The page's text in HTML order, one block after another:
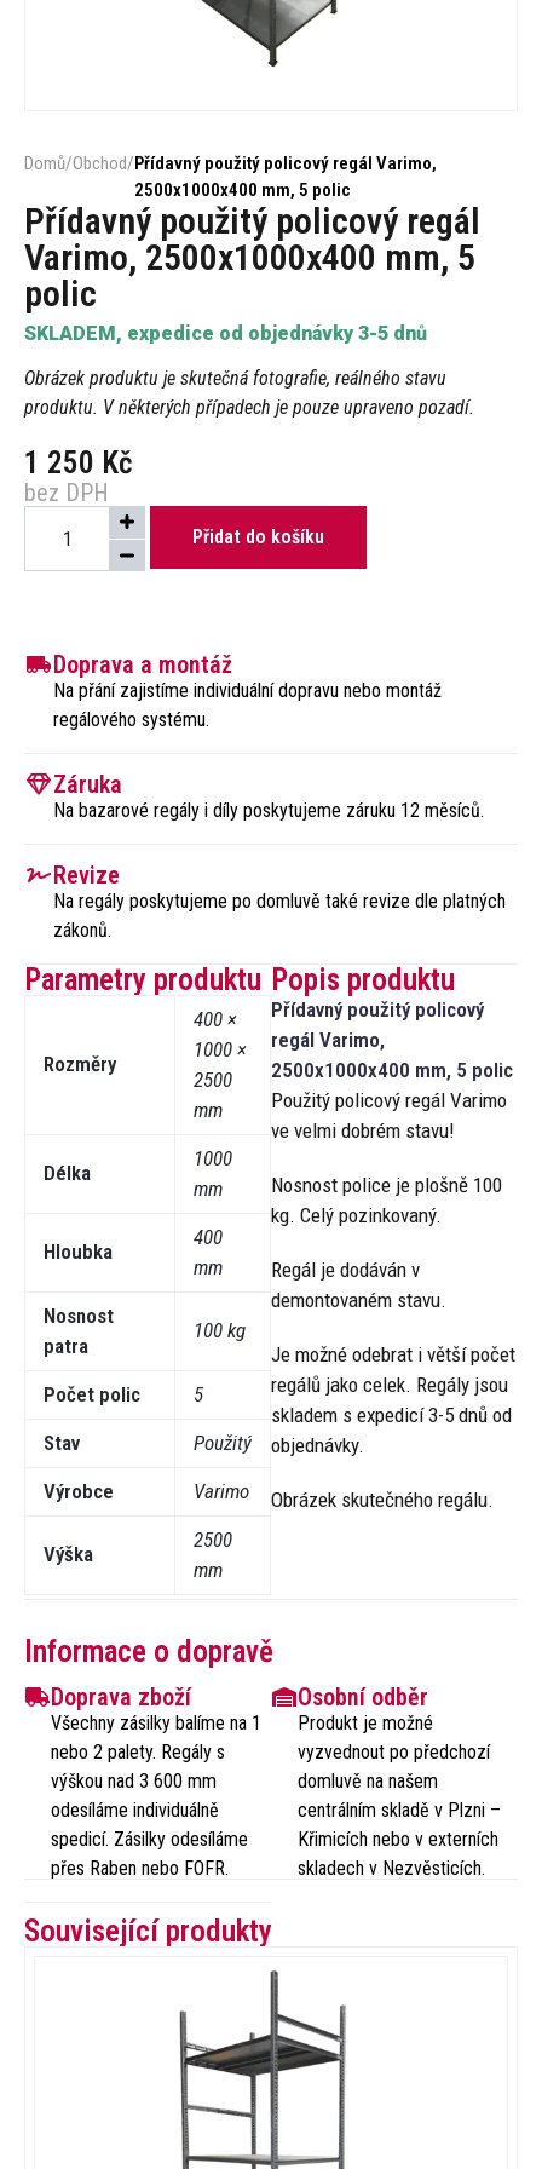
Domů/Obchod/Přídavný použitý policový regál Varimo,
2500x1000x400 mm, 5 polic
Přídavný použitý policový regál
Varimo, 2500x1000x400 mm, 5
polic
SKLADEM, expedice od objednávky 3-5 dnů
Obrázek produktu je skutečná fotografie, reálného stavu
produktu. V některých případech je pouze upraveno pozadí.
1 250 Kč
bez DPH
Přidat do košíku
Doprava a montáž
Na přání zajistíme individuální dopravu nebo montáž
regálového systému.​
Záruka
Na bazarové regály i díly poskytujeme záruku 12 měsíců.
Revize
Na regály poskytujeme po domluvě také revize dle platných
zákonů.​
Parametry produktu
Rozměry
400 ×
1000 ×
2500
mm
Délka
1000
mm
Hloubka
400
mm
Nosnost
patra
100 kg
Počet polic
5
Stav
Použitý
Výrobce
Varimo
Výška
2500
mm
Popis produktu
Přídavný použitý policový
regál Varimo,
2500x1000x400 mm, 5 polic
Použitý policový regál Varimo
ve velmi dobrém stavu!
Nosnost police je plošně 100
kg. Celý pozinkovaný.
Regál je dodáván v
demontovaném stavu.
Je možné odebrat i větší počet
regálů jako celek. Regály jsou
skladem s expedicí 3-5 dnů od
objednávky.
Obrázek skutečného regálu.
Informace o dopravě
Doprava zboží
Všechny zásilky balíme na 1
nebo 2 palety. Regály s
výškou nad 3 600 mm
odesíláme individuálně
spedicí. Zásilky odesíláme
přes Raben nebo FOFR.
Osobní odběr
Produkt je možné
vyzvednout po předchozí
domluvě na našem
centrálním skladě v Plzni –
Křimicích nebo v externích
skladech v Nezvěsticích.
Související produkty